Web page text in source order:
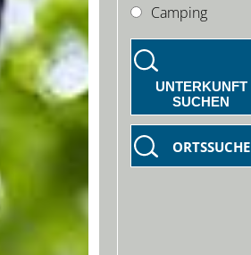
Camping
UNTERKUNFT
SUCHEN
ORTSSUCHE